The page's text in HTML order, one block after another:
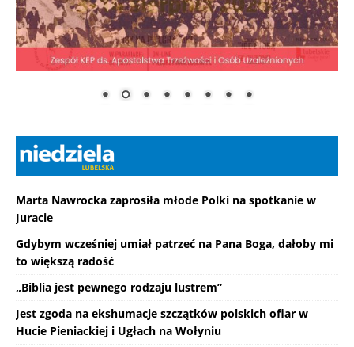
Marta Nawrocka zaprosiła młode Polki na spotkanie w
Juracie
Gdybym wcześniej umiał patrzeć na Pana Boga, dałoby mi
to większą radość
„Biblia jest pewnego rodzaju lustrem”
Jest zgoda na ekshumacje szczątków polskich ofiar w
Hucie Pieniackiej i Ugłach na Wołyniu